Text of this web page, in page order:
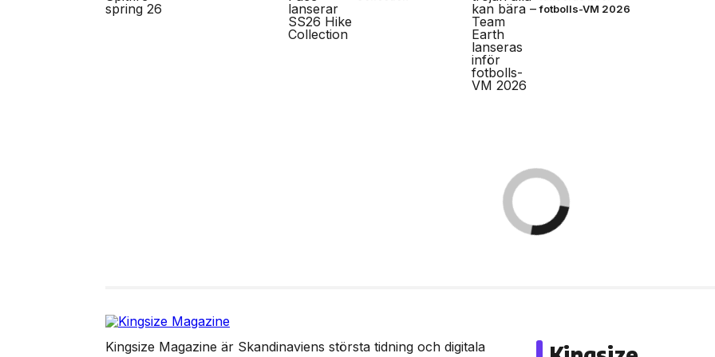
fotbolls-VM 2026
Kingsize Magazine är Skandinaviens största tidning och digitala